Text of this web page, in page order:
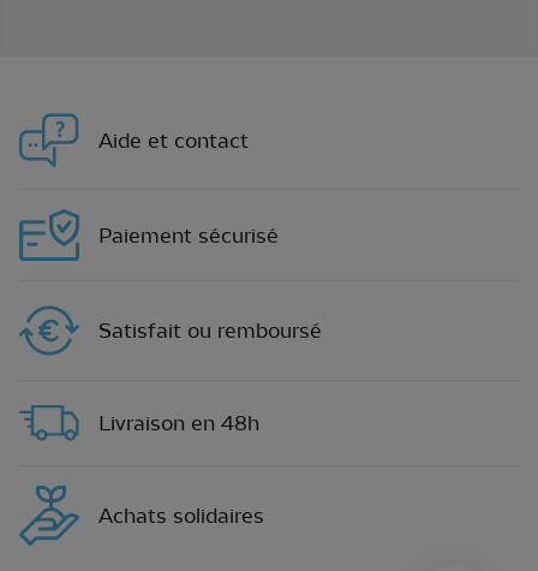
Aide et contact
Paiement sécurisé
Satisfait ou remboursé
Livraison en 48h
Achats solidaires